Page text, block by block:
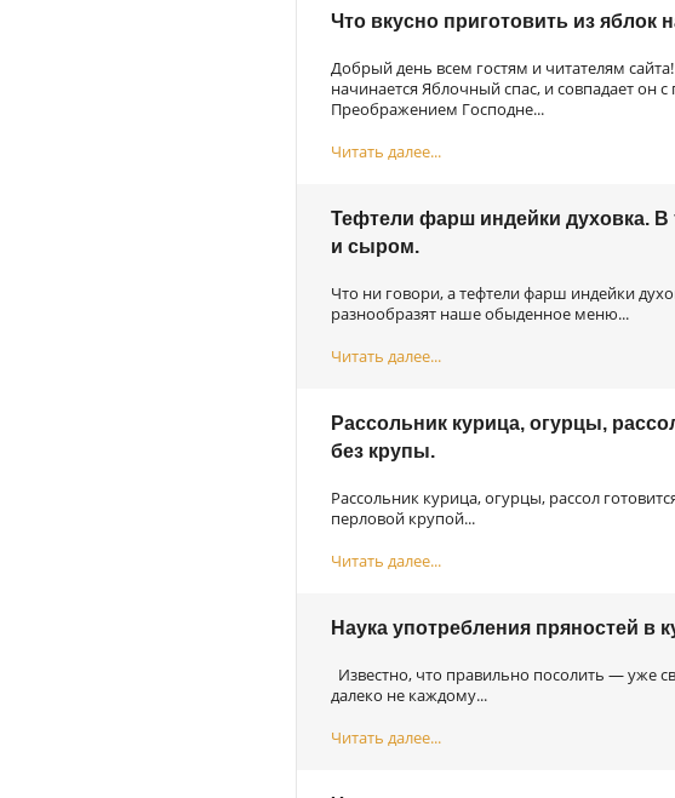
Что вкусно приготовить из яблок
Добрый день всем гостям и читателям сайта!
начинается Яблочный спас, и совпадает он
Преображением Господне...
Читать далее...
Тефтели фарш индейки духовка. В
и сыром.
Что ни говори, а тефтели фарш индейки
разнообразят наше обыденное меню...
Читать далее...
Рассольник курица, огурцы,
без крупы.
Рассольник курица, огурцы, рассол
перловой крупой...
Читать далее...
Наука употребления пряностей в
Известно, что правильно посолить — уже
далеко не каждому...
Читать далее...